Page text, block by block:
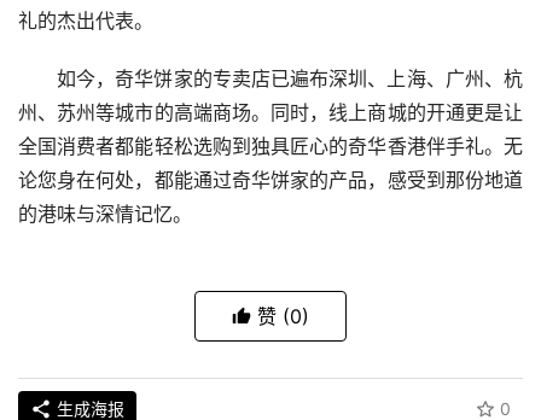
礼的杰出代表。
如今，奇华饼家的专卖店已遍布深圳、上海、广州、杭
州、苏州等城市的高端商场。同时，线上商城的开通更是让
全国消费者都能轻松选购到独具匠心的奇华香港伴手礼。无
论您身在何处，都能通过奇华饼家的产品，感受到那份地道
的港味与深情记忆。
赞 (0)
生成海报 0